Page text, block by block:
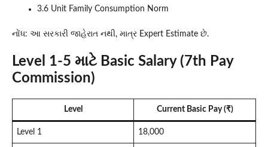
3.6 Unit Family Consumption Norm
નોંધ: આ સરકારી જાહેરાત નથી, માત્ર Expert Estimate છે.
Level 1-5 માટે Basic Salary (7th Pay
Commission)
Level Current Basic Pay (₹)
Level 1 18,000